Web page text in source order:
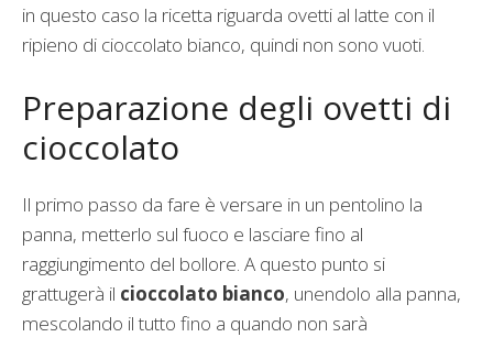
in questo caso la ricetta riguarda ovetti al latte con il
ripieno di cioccolato bianco, quindi non sono vuoti.
Preparazione degli ovetti di
cioccolato
Il primo passo da fare è versare in un pentolino la
panna, metterlo sul fuoco e lasciare fino al
raggiungimento del bollore. A questo punto si
grattugerà il cioccolato bianco, unendolo alla panna,
mescolando il tutto fino a quando non sarà